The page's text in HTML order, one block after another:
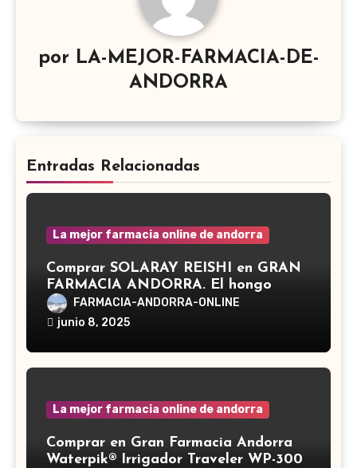
por LA-MEJOR-FARMACIA-DE-
ANDORRA
Entradas Relacionadas
La mejor farmacia online de andorra
Comprar SOLARAY REISHI en GRAN
FARMACIA ANDORRA. El hongo
Reishi, cuyo nombre científico es
Ganoderma lucidum, es un hongo
en la medicina tradicional asiática
FARMACIA-ANDORRA-ONLINE
junio 8, 2025
La mejor farmacia online de andorra
Comprar en Gran Farmacia Andorra
Waterpik® Irrigador Traveler WP-300